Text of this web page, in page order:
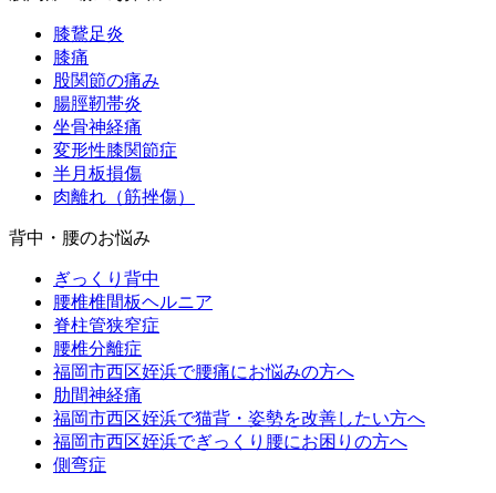
膝鵞足炎
膝痛
股関節の痛み
腸脛靭帯炎
坐骨神経痛
変形性膝関節症
半月板損傷
肉離れ（筋挫傷）
背中・腰のお悩み
ぎっくり背中
腰椎椎間板ヘルニア
脊柱管狭窄症
腰椎分離症
福岡市西区姪浜で腰痛にお悩みの方へ
肋間神経痛
福岡市西区姪浜で猫背・姿勢を改善したい方へ
福岡市西区姪浜でぎっくり腰にお困りの方へ
側弯症